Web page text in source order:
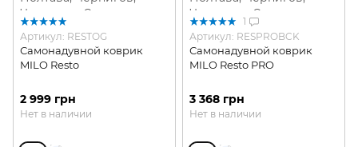
Артикул: RESTOG
Самонадувной коврик
MILO Resto
2 999 грн
Нет в наличии
1
Артикул: RESPROBCK
Самонадувной коврик
MILO Resto PRO
3 368 грн
Нет в наличии